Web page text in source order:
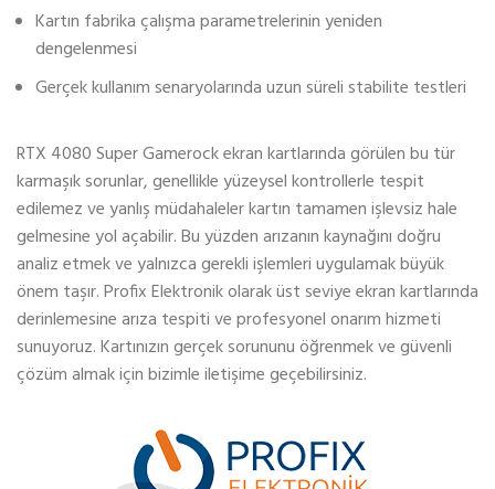
Kartın fabrika çalışma parametrelerinin yeniden
dengelenmesi
Gerçek kullanım senaryolarında uzun süreli stabilite testleri
RTX 4080 Super Gamerock ekran kartlarında görülen bu tür
karmaşık sorunlar, genellikle yüzeysel kontrollerle tespit
edilemez ve yanlış müdahaleler kartın tamamen işlevsiz hale
gelmesine yol açabilir. Bu yüzden arızanın kaynağını doğru
analiz etmek ve yalnızca gerekli işlemleri uygulamak büyük
önem taşır. Profix Elektronik olarak üst seviye ekran kartlarında
derinlemesine arıza tespiti ve profesyonel onarım hizmeti
sunuyoruz. Kartınızın gerçek sorununu öğrenmek ve güvenli
çözüm almak için bizimle iletişime geçebilirsiniz.